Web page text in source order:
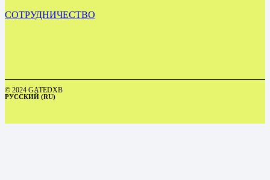
СОТРУДНИЧЕСТВО
© 2024 GATEDXB
РУССКИЙ (RU)